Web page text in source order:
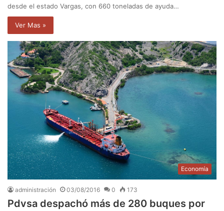
desde el estado Vargas, con 660 toneladas de ayuda…
Ver Mas »
Economía
administración 03/08/2016 0 173
Pdvsa despachó más de 280 buques por